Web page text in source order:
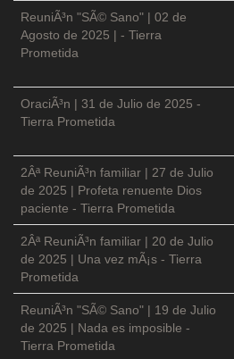
ReuniÃ³n "SÃ© Sano" | 02 de
Agosto de 2025 | - Tierra
Prometida
OraciÃ³n | 31 de Julio de 2025 -
Tierra Prometida
2Âª ReuniÃ³n familiar | 27 de Julio
de 2025 | Profeta renuente Dios
paciente - Tierra Prometida
2Âª ReuniÃ³n familiar | 20 de Julio
de 2025 | Una vez mÃ¡s - Tierra
Prometida
ReuniÃ³n "SÃ© Sano" | 19 de Julio
de 2025 | Nada es imposible -
Tierra Prometida